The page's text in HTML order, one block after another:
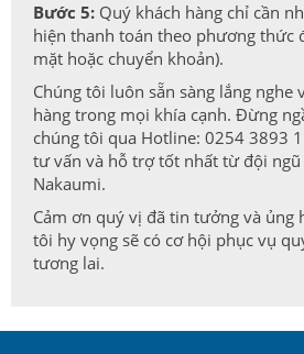
Bước 5: Quý khách hàng chỉ cần
hiện thanh toán theo phương thức
mặt hoặc chuyển khoản).
Chúng tôi luôn sẵn sàng lắng nghe
hàng trong mọi khía cạnh. Đừng
chúng tôi qua Hotline: 0254 3893
tư vấn và hỗ trợ tốt nhất từ đội ngũ
Nakaumi.
Cảm ơn quý vị đã tin tưởng và ủng
tôi hy vọng sẽ có cơ hội phục vụ
tương lai.